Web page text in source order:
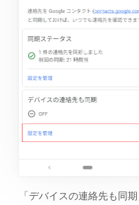
「デバイスの連絡先も同